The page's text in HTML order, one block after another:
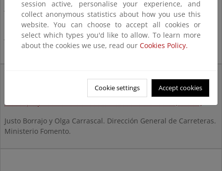
José María Pertierra de la Uz. Dirección General de Carreteras.
Gobierno del Principado de Asturias.
José Félix García Gaona. Dirección General de Biodiversidad y
Paisaje. Gobierno del Principado de Asturias.
La red Natura 2000 y las medidas compensatorias: aplicación
en los proyectos de la red de carreteras del Estado (566 KB)
Justo Borrajo y Olga Carrascal. Dirección General de Carreteras.
Ministerio Fomento.
session active, personalise your experience, and
collect anonymous statistics about how you use this
website. You can choose to accept all cookies or
select which types you'd like to allow. To learn more
about the cookies we use, read our Cookies Policy.
Cookie settings Accept cookies